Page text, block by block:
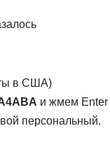
в США)
и жмем Enter
персональный.